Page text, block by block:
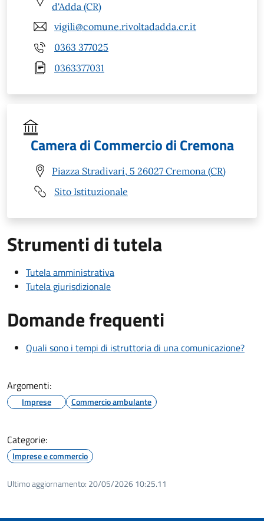
d'Adda (CR)
vigili@comune.rivoltadadda.cr.it
0363 377025
0363377031
Camera di Commercio di Cremona
Piazza Stradivari, 5 26027 Cremona (CR)
Sito Istituzionale
Strumenti di tutela
Tutela amministrativa
Tutela giurisdizionale
Domande frequenti
Quali sono i tempi di istruttoria di una comunicazione?
Argomenti:
Imprese Commercio ambulante
Categorie:
Imprese e commercio
Ultimo aggiornamento: 20/05/2026 10:25.11